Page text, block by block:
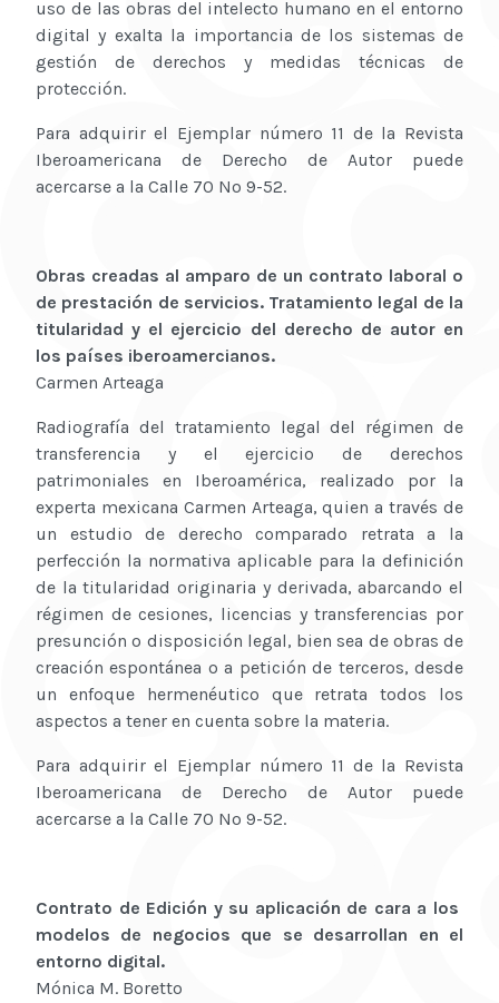
uso de las obras del intelecto humano en el entorno
digital y exalta la importancia de los sistemas de
gestión de derechos y medidas técnicas de
protección.
Para adquirir el Ejemplar número 11 de la Revista
Iberoamericana de Derecho de Autor puede
acercarse a la Calle 70 No 9-52.
Obras creadas al amparo de un contrato laboral o
de prestación de servicios. Tratamiento legal de la
titularidad y el ejercicio del derecho de autor en
los países iberoamercianos.
Carmen Arteaga
Radiografía del tratamiento legal del régimen de
transferencia y el ejercicio de derechos
patrimoniales en Iberoamérica, realizado por la
experta mexicana Carmen Arteaga, quien a través de
un estudio de derecho comparado retrata a la
perfección la normativa aplicable para la definición
de la titularidad originaria y derivada, abarcando el
régimen de cesiones, licencias y transferencias por
presunción o disposición legal, bien sea de obras de
creación espontánea o a petición de terceros, desde
un enfoque hermenéutico que retrata todos los
aspectos a tener en cuenta sobre la materia.
Para adquirir el Ejemplar número 11 de la Revista
Iberoamericana de Derecho de Autor puede
acercarse a la Calle 70 No 9-52.
Contrato de Edición y su aplicación de cara a los
modelos de negocios que se desarrollan en el
entorno digital.
Mónica M. Boretto